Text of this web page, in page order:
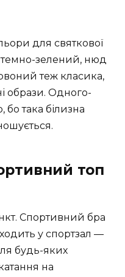
для святкової
зелений, нюд
теж класика,
образи. Одного-
бо така білизна
топ
Спортивний бра
у спортзал —
будь-яких
на